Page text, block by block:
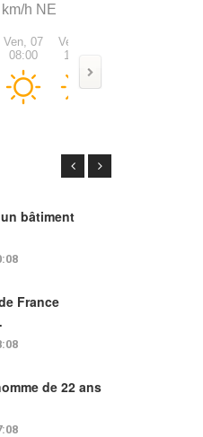
km/h NE
Ven, 07
08:00
Ven, 07
11:00
bâtiment
France
de 22 ans